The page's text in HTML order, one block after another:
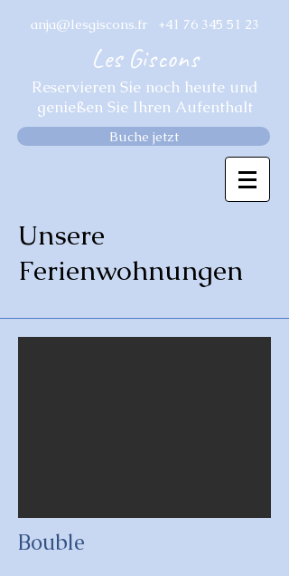
anja@lesgiscons.fr +41 76 345 51 23
Buche jetzt
Les Giscons
Reservieren Sie noch heute und
genießen Sie Ihren Aufenthalt
Unsere
Ferienwohnungen
Bouble